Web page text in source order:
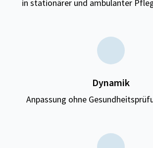
in stationärer und ambulanter
Dynamik
Anpassung ohne